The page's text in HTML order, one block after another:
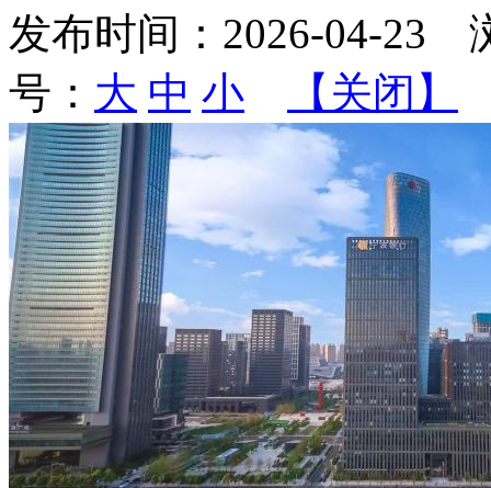
发布时间： 2026-04-23
号： 大 中 小 【关闭】